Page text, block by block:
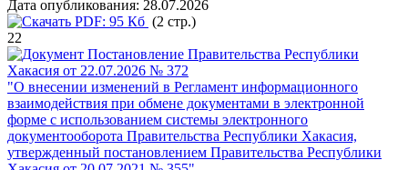
Дата опубликования: 28.07.2026
PDF: 95 Кб (2 стр.)
22
Постановление Правительства Республики
Хакасия от 22.07.2026 № 372
"О внесении изменений в Регламент информационного
взаимодействия при обмене документами в электронной
форме с использованием системы электронного
документооборота Правительства Республики Хакасия,
утвержденный постановлением Правительства Республики